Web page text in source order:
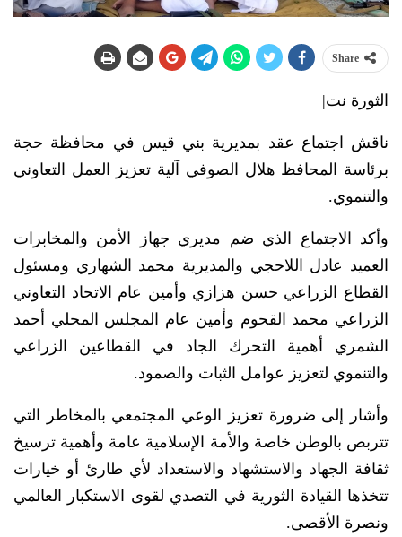
Share
الثورة نت|
ناقش اجتماع عقد بمديرية بني قيس في محافظة حجة
برئاسة المحافظ هلال الصوفي آلية تعزيز العمل التعاوني
والتنموي.
وأكد الاجتماع الذي ضم مديري جهاز الأمن والمخابرات
العميد عادل اللاحجي والمديرية محمد الشهاري ومسئول
القطاع الزراعي حسن هزازي وأمين عام الاتحاد التعاوني
الزراعي محمد القحوم وأمين عام المجلس المحلي أحمد
الشمري أهمية التحرك الجاد في القطاعين الزراعي
والتنموي لتعزيز عوامل الثبات والصمود.
وأشار إلى ضرورة تعزيز الوعي المجتمعي بالمخاطر التي
تتربص بالوطن خاصة والأمة الإسلامية عامة وأهمية ترسيخ
ثقافة الجهاد والاستشهاد والاستعداد لأي طارئ أو خيارات
تتخذها القيادة الثورية في التصدي لقوى الاستكبار العالمي
ونصرة الأقصى.